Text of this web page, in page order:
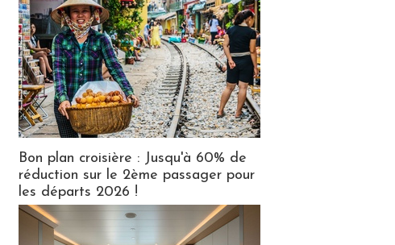
Bon plan croisière : Jusqu'à 60% de
réduction sur le 2ème passager pour
les départs 2026 !